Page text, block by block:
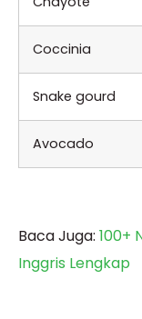
Coccinia
Snake gourd
Avocado
Baca Juga: 100+
Inggris Lengkap